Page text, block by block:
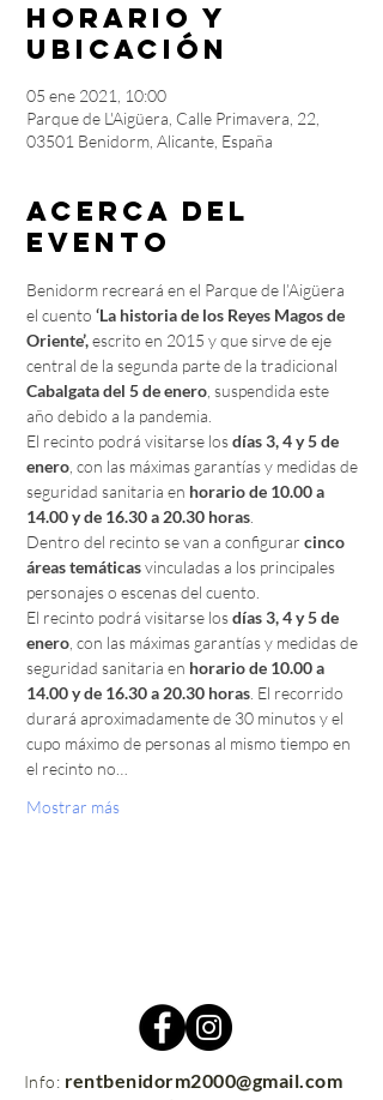
Horario y
ubicación
05 ene 2021, 10:00
Parque de L'Aigüera, Calle Primavera, 22,
03501 Benidorm, Alicante, España
Acerca del
evento
Benidorm recreará en el Parque de l’Aigüera
el cuento ‘La historia de los Reyes Magos de
Oriente’, escrito en 2015 y que sirve de eje
central de la segunda parte de la tradicional
Cabalgata del 5 de enero , suspendida este
año debido a la pandemia.
El recinto podrá visitarse los días 3, 4 y 5 de
enero , con las máximas garantías y medidas de
seguridad sanitaria en horario de 10.00 a
14.00 y de 16.30 a 20.30 horas
Dentro del recinto se van a configurar cinco
áreas temáticas vinculadas a los principales
personajes o escenas del cuento.
El recinto podrá visitarse los días 3, 4 y 5 de
enero , con las máximas garantías y medidas de
seguridad sanitaria en horario de 10.00 a
14.00 y de 16.30 a 20.30 horas . El recorrido
durará aproximadamente de 30 minutos y el
cupo máximo de personas al mismo tiempo en
el recinto no…
Mostrar más
Info: rentbenidorm2000@gmail.com